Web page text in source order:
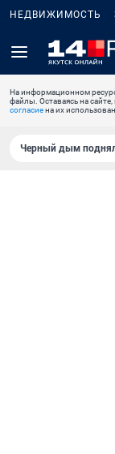
НЕДВИЖИМОСТЬ
На информационном
файлы. Оставаясь на
согласиена их
Черный дым